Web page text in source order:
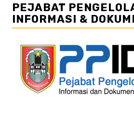
PEJABAT
INFORMASI &